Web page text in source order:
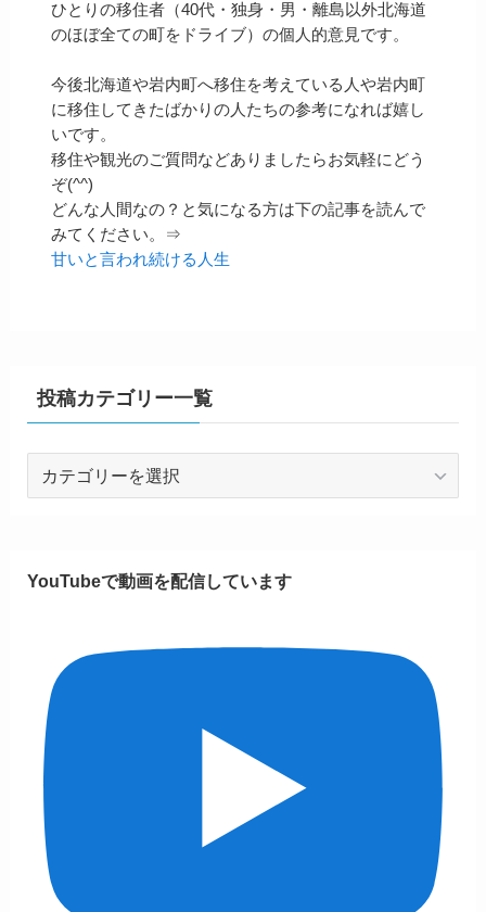
ひとりの移住者（40代・独身・男・離島以外北海道
のほぼ全ての町をドライブ）の個人的意見です。
今後北海道や岩内町へ移住を考えている人や岩内町
に移住してきたばかりの人たちの参考になれば嬉し
いです。
移住や観光のご質問などありましたらお気軽にどう
ぞ(^^)
どんな人間なの？と気になる方は下の記事を読んで
みてください。⇒
甘いと言われ続ける人生
投稿カテゴリー一覧
ゴ
YouTubeで動画を配信しています